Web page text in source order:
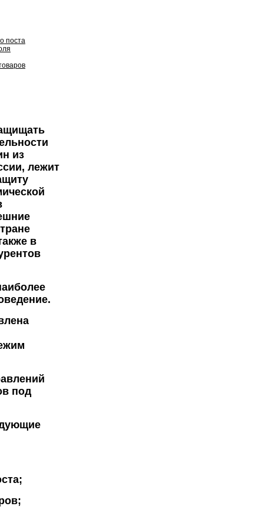
поста
из
лежит
в
под